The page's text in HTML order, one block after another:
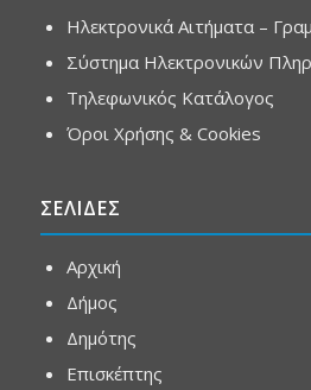
Ηλεκτρονικά Αιτήματα –
Σύστημα Ηλεκτρονικών
Τηλεφωνικός Κατάλογος
Όροι Χρήσης & Cookies
ΣΕΛΙΔΕΣ
Αρχική
Δήμος
Δημότης
Επισκέπτης